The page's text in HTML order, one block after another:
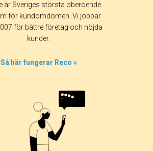
är Sveriges största oberoende
för kundomdömen. Vi jobbar
för bättre företag och nöjda
kunder.
Så här fungerar Reco »